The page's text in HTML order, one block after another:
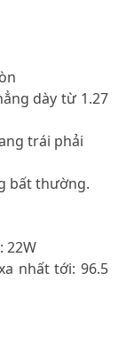
dày từ 1.27
trái phải
bất thường.
22W
nhất tới: 96.5